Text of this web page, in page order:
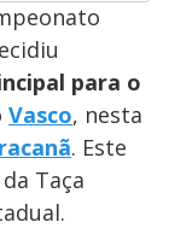
para o
Vasco, nesta
. Este
Taça